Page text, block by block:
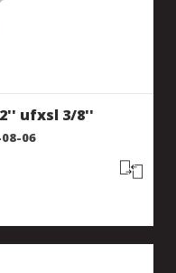
ufxsl 3/8''
06